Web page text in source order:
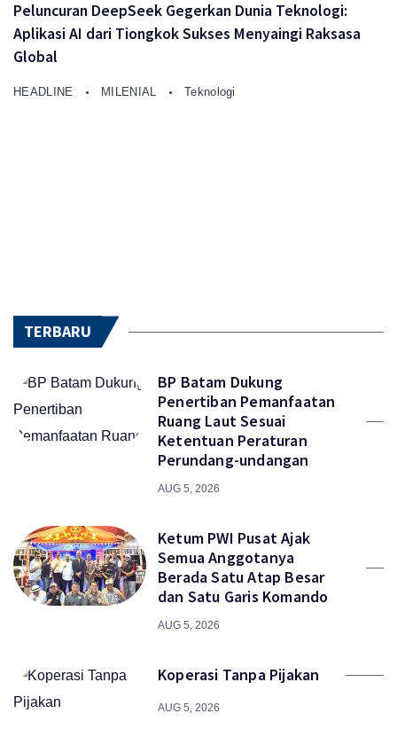
Peluncuran DeepSeek Gegerkan Dunia Teknologi:
Aplikasi AI dari Tiongkok Sukses Menyaingi Raksasa
Global
HEADLINE MILENIAL Teknologi
TERBARU
BP Batam Dukung
Penertiban Pemanfaatan
Ruang Laut Sesuai
Ketentuan Peraturan
Perundang-undangan
AUG 5, 2026
Ketum PWI Pusat Ajak
Semua Anggotanya
Berada Satu Atap Besar
dan Satu Garis Komando
AUG 5, 2026
Koperasi Tanpa Pijakan
AUG 5, 2026